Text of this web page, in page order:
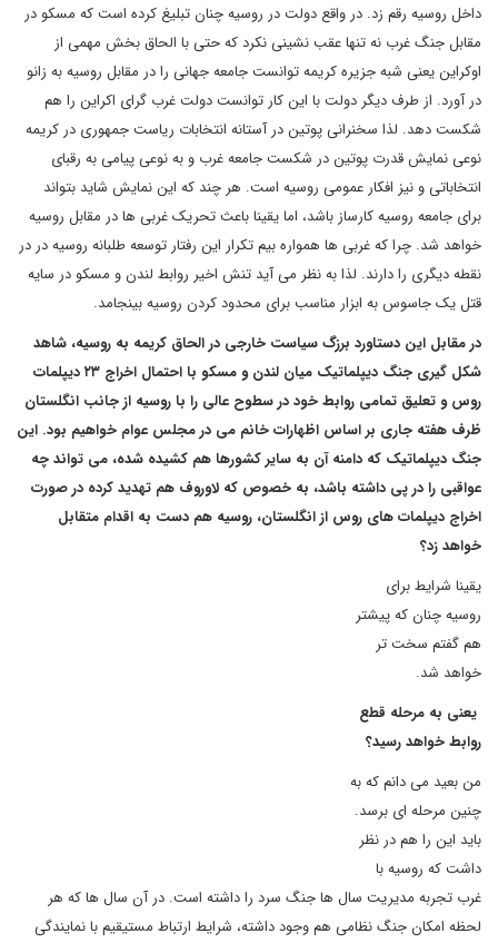
داخل روسیه رقم زد. در واقع دولت در روسیه چنان تبلیغ کرده است که مسکو در
مقابل جنگ غرب نه تنها عقب نشینی نکرد که حتی با الحاق بخش مهمی از
اوکراین یعنی شبه جزیره کریمه توانست جامعه جهانی را در مقابل روسیه به زانو
در آورد. از طرف دیگر دولت با این کار توانست دولت غرب گرای اکراین را هم
شکست دهد. لذا سخنرانی پوتین در آستانه انتخابات ریاست جمهوری در کریمه
نوعی نمایش قدرت پوتین در شکست جامعه غرب و به نوعی پیامی به رقبای
انتخاباتی و نیز افکار عمومی روسیه است. هر چند که این نمایش شاید بتواند
برای جامعه روسیه کارساز باشد، اما یقینا باعث تحریک غربی ها در مقابل روسیه
خواهد شد. چرا که غربی ها همواره بیم تکرار این رفتار توسعه طلبانه روسیه در در
نقطه دیگری را دارند. لذا به نظر می آید تنش اخیر روابط لندن و مسکو در سایه
قتل یک جاسوس به ابزار مناسب برای محدود کردن روسیه بینجامد.
در مقابل این دستاورد برزگ سیاست خارجی در الحاق کریمه به روسیه، شاهد
شکل گیری جنگ دیپلماتیک میان لندن و مسکو با احتمال اخراج ۲۳ دیپلمات
روس و تعلیق تمامی روابط خود در سطوح عالی را با روسیه از جانب انگلستان
ظرف هفته جاری بر اساس اظهارات خانم می در مجلس عوام خواهیم بود. این
جنگ دیپلماتیک که دامنه آن به سایر کشورها هم کشیده شده، می تواند چه
عواقبی را در پی داشته باشد، به خصوص که لاوروف هم تهدید کرده در صورت
اخراج دیپلمات های روس از انگلستان، روسیه هم دست به اقدام متقابل
خواهد زد؟
یقینا شرایط برای
روسیه چنان که پیشتر
هم گفتم سخت تر
خواهد شد.
یعنی به مرحله قطع
روابط خواهد رسید؟
من بعید می دانم که به
چنین مرحله ای برسد.
باید این را هم در نظر
داشت که روسیه با
غرب تجربه مدیریت سال ها جنگ سرد را داشته است. در آن سال ها که هر
لحظه امکان جنگ نظامی هم وجود داشته، شرایط ارتباط مستیقیم با نمایندگی